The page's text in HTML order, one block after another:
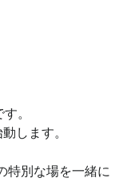
。
します。
特別な場を一緒に